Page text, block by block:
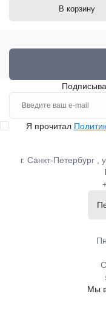
В корзину
Я прочитал
г. Санкт-Петербург
Мы